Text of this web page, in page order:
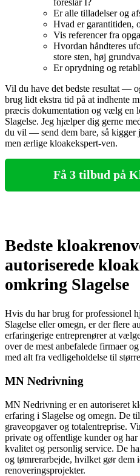
foreslår I?
Er alle tilladelser og
Hvad er garantitiden,
Vis referencer fra
Hvordan håndteres
store sten, høj
Er oprydning og
Vil du have det bedste resultat —
brug lidt ekstra tid på at indhente
præcis dokumentation og vælg en
Slagelse. Jeg hjælper dig gerne
du vil — send dem bare, så kigger
men ærlige kloakekspert‑ven.
Få 3 tilbud på
Bedste
autoriserede
omkring Slagelse
Hvis du har brug for professionel
Slagelse eller omegn, er der flere
erfaringerige entreprenører at
over de mest anbefalede firmaer
med alt fra vedligeholdelse til
MN Nedrivning
MN Nedrivning er en autoriseret
erfaring i Slagelse og omegn. De
graveopgaver og totalentreprise.
private og offentlige kunder og
kvalitet og personlig service. De
og tømrerarbejde, hvilket gør dem
renoveringsprojekter.